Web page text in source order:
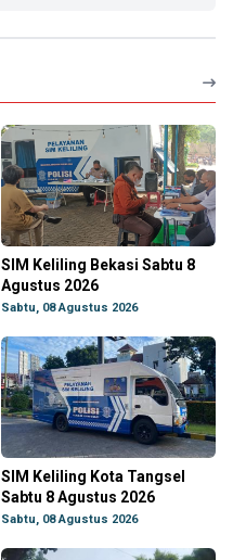
SIM Keliling Bekasi Sabtu 8
Agustus 2026
Sabtu, 08 Agustus 2026
SIM Keliling Kota Tangsel
Sabtu 8 Agustus 2026
Sabtu, 08 Agustus 2026